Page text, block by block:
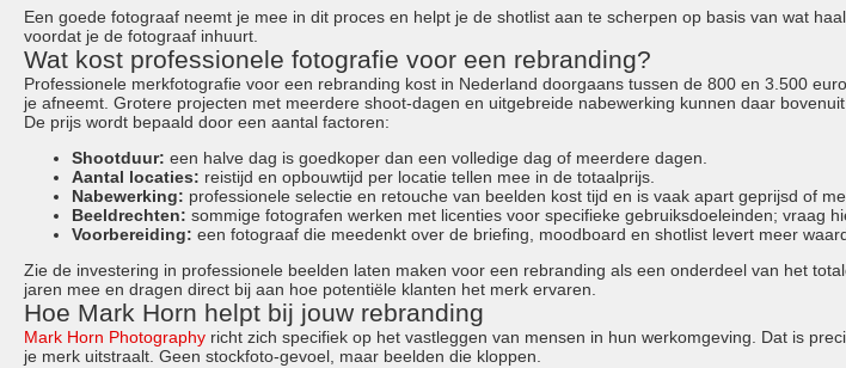
Een goede fotograaf neemt je mee in dit proces en helpt je de shotlist aan te scherpen op basis van wat
voordat je de fotograaf inhuurt.
Wat kost professionele fotografie voor een rebranding?
Professionele merkfotografie voor een rebranding kost in Nederland doorgaans tussen de 800 en 3.500
je afneemt. Grotere projecten met meerdere shoot-dagen en uitgebreide nabewerking kunnen daar bovenuit
De prijs wordt bepaald door een aantal factoren:
Shootduur: een halve dag is goedkoper dan een volledige dag of meerdere dagen.
Aantal locaties: reistijd en opbouwtijd per locatie tellen mee in de totaalprijs.
Nabewerking: professionele selectie en retouche van beelden kost tijd en is vaak apart geprijsd of
Beeldrechten: sommige fotografen werken met licenties voor specifieke gebruiksdoeleinden; vraag
Voorbereiding: een fotograaf die meedenkt over de briefing, moodboard en shotlist levert meer
Zie de investering in professionele beelden laten maken voor een rebranding als een onderdeel van het
jaren mee en dragen direct bij aan hoe potentiële klanten het merk ervaren.
Hoe Mark Horn helpt bij jouw rebranding
Mark Horn Photography richt zich specifiek op het vastleggen van mensen in hun werkomgeving. Dat is
je merk uitstraalt. Geen stockfoto-gevoel, maar beelden die kloppen.